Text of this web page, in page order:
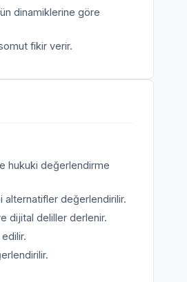
dinamiklerine göre
fikir verir.
hukuki değerlendirme
alternatifler değerlendirilir.
dijital deliller derlenir.